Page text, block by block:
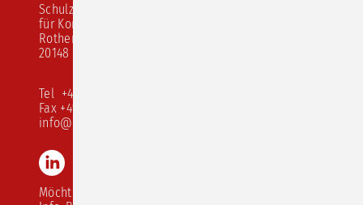
Schulz von Thun Institut
für Kommunikation
Rothenbaumchaussee 20
20148 Hamburg
Tel +49 40 413 526 10
Fax +49 40 413 526 68
info@schulz-von-thun.de
Möchten Sie unseren